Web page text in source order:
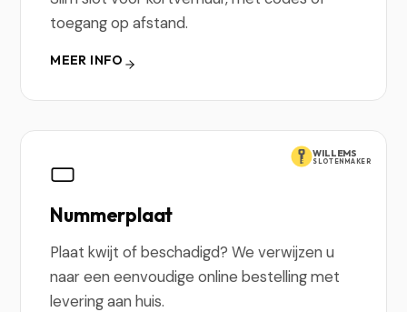
toegang op afstand.
MEER INFO
WILLEMS
SLOTENMAKER
Nummerplaat
Plaat kwijt of beschadigd? We verwijzen u
naar een eenvoudige online bestelling met
levering aan huis.